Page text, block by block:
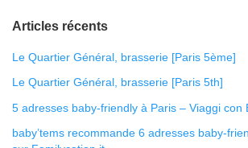
Articles récents
Le Quartier Général, brasserie [Paris 5ème]
Le Quartier Général, brasserie [Paris 5th]
5 adresses baby-friendly à Paris – Viaggi con
baby’tems recommande 6 adresses baby-